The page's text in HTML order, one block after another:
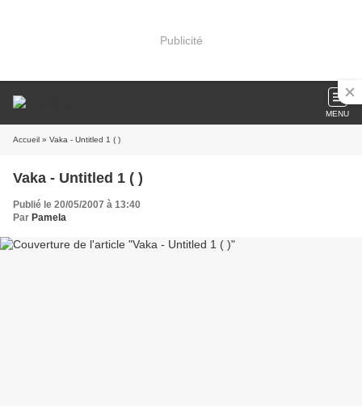
Publicité
MENU
Accueil » Vaka - Untitled 1 ( )
Vaka - Untitled 1 ( )
Publié le 20/05/2007 à 13:40
Par Pamela